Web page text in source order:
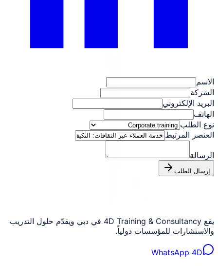
الاسم
الشركة
البريد الإلكتروني
الهاتف
نوع الطلب
العنصر المرتبط
الرسالة
إرسال الطلب
يقع 4D Training & Consultancy في دبي ويقدّم حلول التدريب
والاستشارات للمؤسسات دولياً.
WhatsApp 4D